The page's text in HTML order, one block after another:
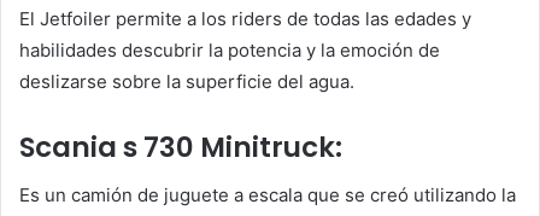
El Jetfoiler permite a los riders de todas las edades y
habilidades descubrir la potencia y la emoción de
deslizarse sobre la superficie del agua.
Scania s 730 Minitruck:
Es un camión de juguete a escala que se creó utilizando la